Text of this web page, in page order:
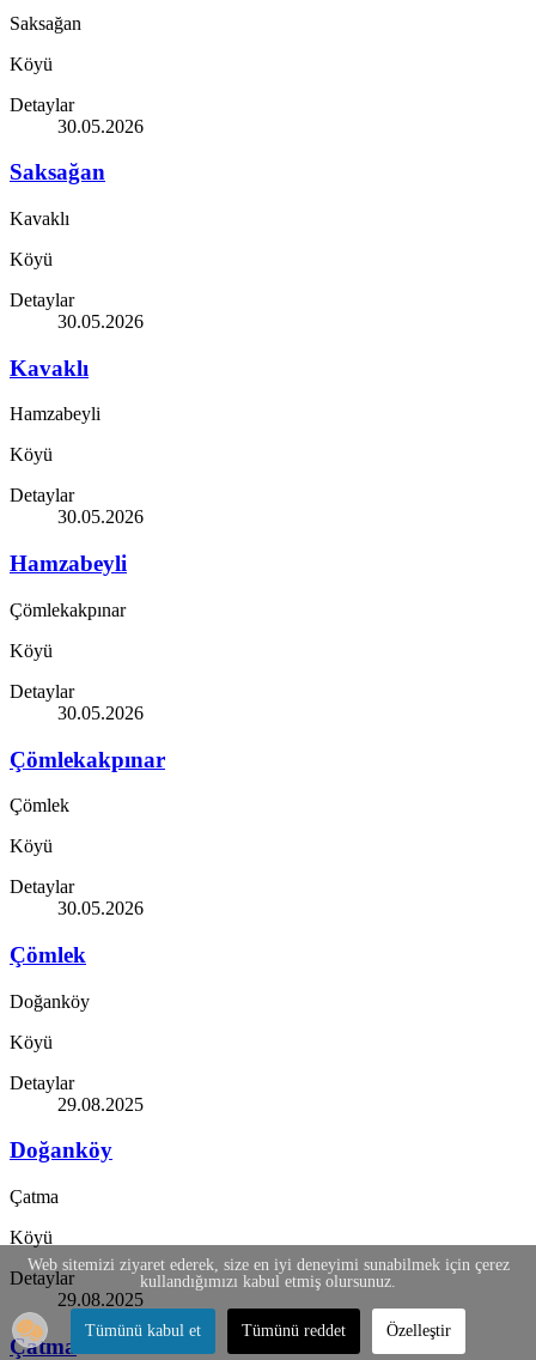
Saksağan
Köyü
Detaylar
30.05.2026
Saksağan
Kavaklı
Köyü
Detaylar
30.05.2026
Kavaklı
Hamzabeyli
Köyü
Detaylar
30.05.2026
Hamzabeyli
Çömlekakpınar
Köyü
Detaylar
30.05.2026
Çömlekakpınar
Çömlek
Köyü
Detaylar
30.05.2026
Çömlek
Doğanköy
Köyü
Detaylar
29.08.2025
Doğanköy
Çatma
Köyü
Detaylar
29.08.2025
Çatma
Web sitemizi ziyaret ederek, size en iyi deneyimi sunabilmek için çerez
kullandığımızı kabul etmiş olursunuz.
Tümünü kabul et Tümünü reddet Özelleştir